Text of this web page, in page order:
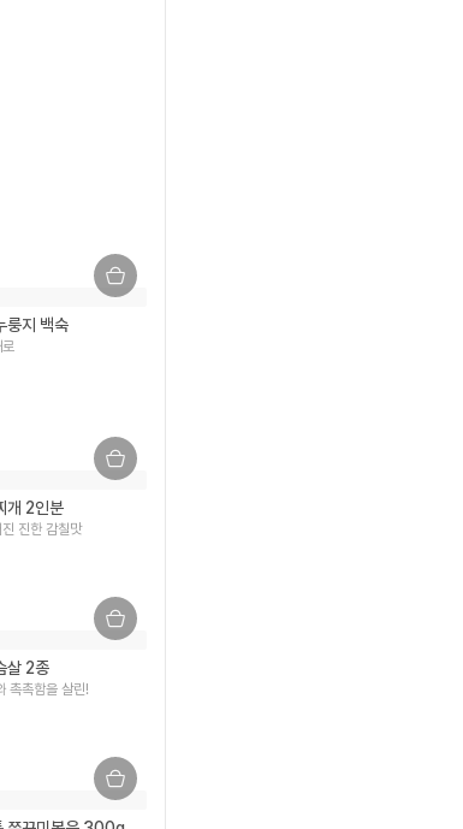
룽지 백숙
개 2인분
진한 감칠맛
살 2종
촉촉함을 살린!